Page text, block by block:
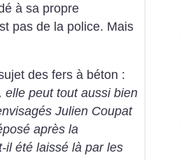
à sa propre
pas de la police. Mais
des fers à béton :
elle peut tout aussi bien
Julien Coupat
après la
il été laissé là par les